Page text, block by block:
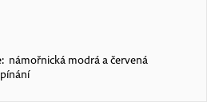
námořnická modrá a červená